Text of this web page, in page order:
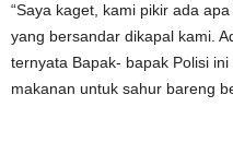
“Saya kaget, kami pikir ada
yang bersandar dikapal kami.
ternyata Bapak- bapak Polisi
makanan untuk sahur bareng